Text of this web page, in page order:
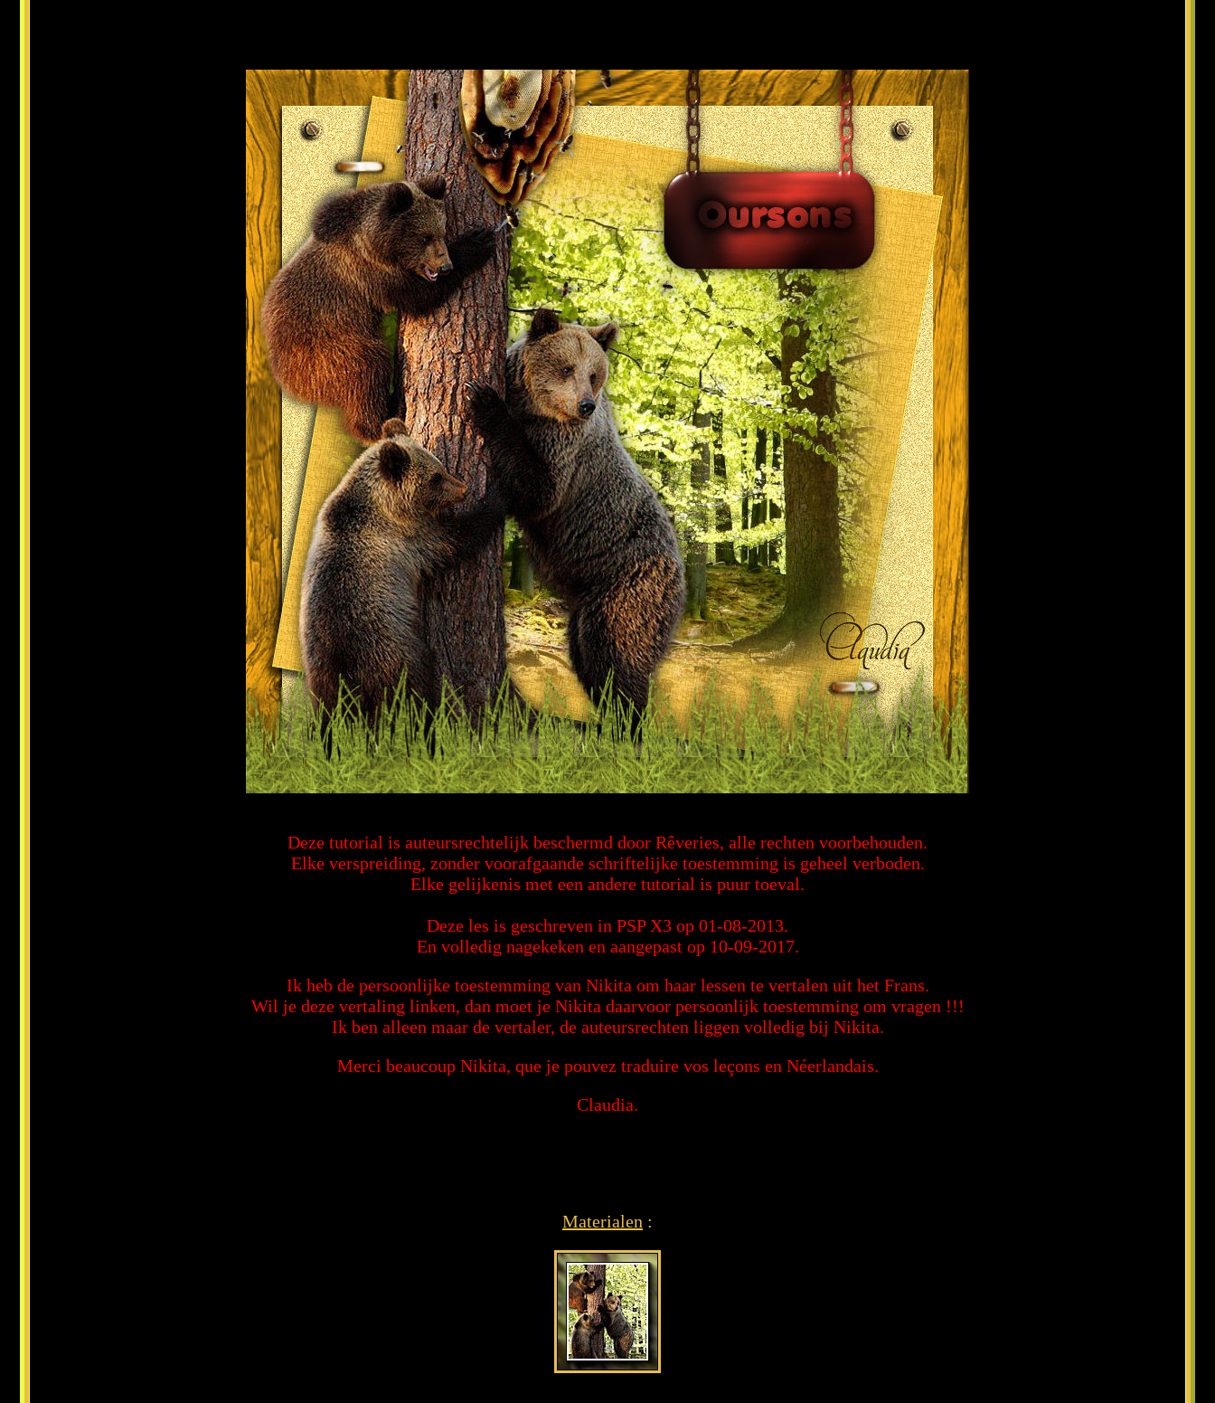
Deze tutorial is auteursrechtelijk beschermd door Rêveries, alle rechten voorbehouden.
Elke verspreiding, zonder voorafgaande schriftelijke toestemming is geheel verboden.
Elke gelijkenis met een andere tutorial is puur toeval.
Deze les is geschreven in PSP X3 op 01-08-2013.
En volledig nagekeken en aangepast op 10-09-2017.
Ik heb de persoonlijke toestemming van Nikita om haar lessen te vertalen uit het Frans.
Wil je deze vertaling linken, dan moet je Nikita daarvoor persoonlijk toestemming om vragen !!!
Ik ben alleen maar de vertaler, de auteursrechten liggen volledig bij Nikita.
Merci beaucoup Nikita, que je pouvez traduire vos leçons en Néerlandais.
Claudia.
Materialen :